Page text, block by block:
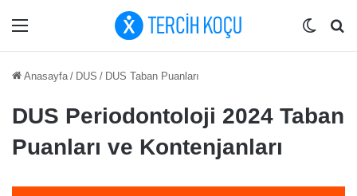
Menü Dış
Anasayfa / DUS / DUS Taban Puanları
DUS Periodontoloji 2024 Taban
Puanları ve Kontenjanları